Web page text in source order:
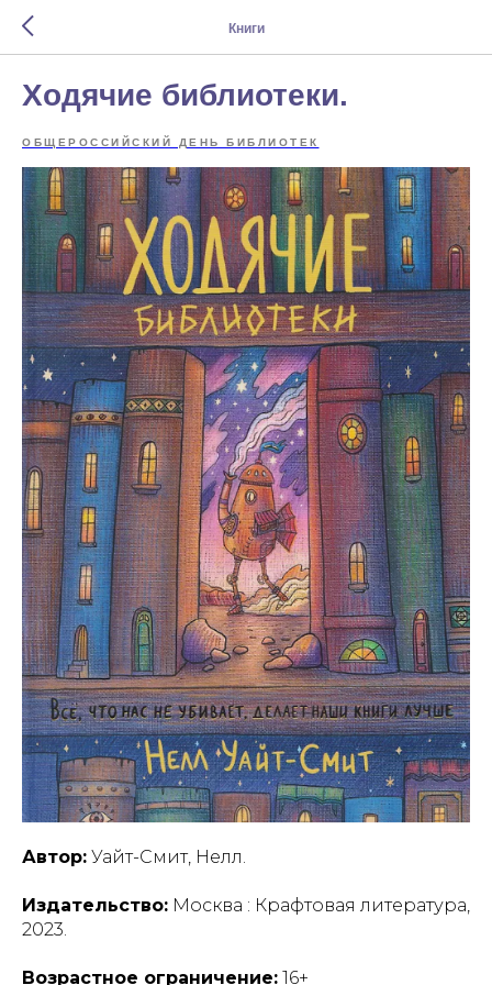
Книги
Ходячие библиотеки.
ОБЩЕРОССИЙСКИЙ ДЕНЬ БИБЛИОТЕК
Автор: Уайт-Смит, Нелл.
Издательство: Москва : Крафтовая литература,
2023.
Возрастное ограничение: 16+